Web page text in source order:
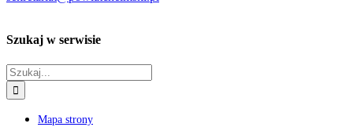
Szukaj w serwisie
Szukaj
Mapa strony